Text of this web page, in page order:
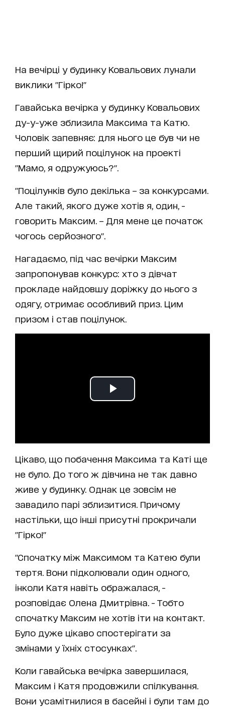
На вечірці у будинку Ковальових лунали
виклики "Гірко!"
Гавайська вечірка у будинку Ковальових
ду-у-уже зблизила Максима та Катю.
Чоловік запевняє: для нього це був чи не
перший щирий поцілунок на проекті
"Мамо, я одружуюсь?".
"Поцілунків було декілька – за конкурсами.
Але такий, якого дуже хотів я, один, -
говорить Максим. – Для мене це початок
чогось серйозного".
Нагадаємо, під час вечірки Максим
запропонував конкурс: хто з дівчат
прокладе найдовшу доріжку до нього з
одягу, отримає особливий приз. Цим
призом і став поцілунок.
Цікаво, що побачення Максима та Каті ще
не було. До того ж дівчина не так давно
живе у будинку. Однак це зовсім не
завадило парі зблизитися. Причому
настільки, що інші присутні прокричали
"Гірко!"
"Спочатку між Максимом та Катею були
тертя. Вони підколювали один одного,
інколи Катя навіть ображалася, -
розповідає Олена Дмитрівна. - Тобто
спочатку Максим не хотів іти на контакт.
Було дуже цікаво спостерігати за
змінами у їхніх стосунках".
Коли гавайська вечірка завершилася,
Максим і Катя продовжили спілкування.
Вони усамітнилися в басейні і були там до